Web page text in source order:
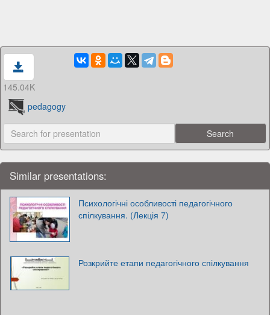
145.04K
pedagogy
Similar presentations:
Психологічні особливості педагогічного
спілкування. (Лекція 7)
Розкрийте етапи педагогічного спілкування